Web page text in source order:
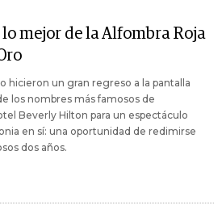
mejor de la Alfombra Roja
hicieron un gran regreso a la pantalla
los nombres más famosos de
Beverly Hilton para un espectáculo
en sí: una oportunidad de redimirse
dos años.